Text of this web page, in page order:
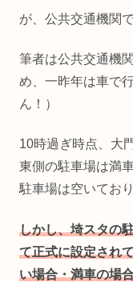
が、公共交通機関
筆者は公共交通機
め、一昨年は車で
ん！）
10時過ぎ時点、大
東側の駐車場は満
駐車場は空いてお
しかし、埼スタの
て正式に設定され
い場合・満車の場